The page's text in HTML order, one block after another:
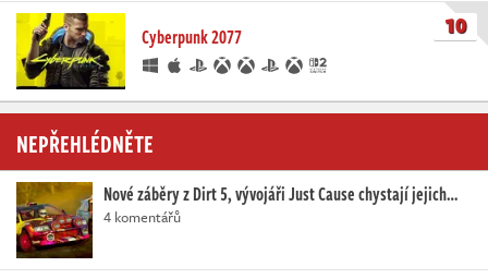
Cyberpunk 2077 10
NEPŘEHLÉDNĚTE
Nové záběry z Dirt 5, vývojáři Just Cause chystají jejich…
4 komentářů